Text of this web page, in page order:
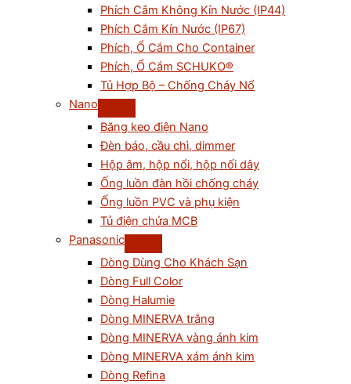
Phích Cắm Không Kín Nước (IP44)
Phích Cắm Kín Nước (IP67)
Phích, Ổ Cắm Cho Container
Phích, Ổ Cắm SCHUKO®
Tủ Hợp Bộ – Chống Cháy Nổ
Nano
Băng keo điện Nano
Đèn báo, cầu chì, dimmer
Hộp âm, hộp nổi, hộp nối dây
Ống luồn đàn hồi chống cháy
Ống luồn PVC và phụ kiện
Tủ điện chứa MCB
Panasonic
Dòng Dùng Cho Khách Sạn
Dòng Full Color
Dòng Halumie
Dòng MINERVA trắng
Dòng MINERVA vàng ánh kim
Dòng MINERVA xám ánh kim
Dòng Refina